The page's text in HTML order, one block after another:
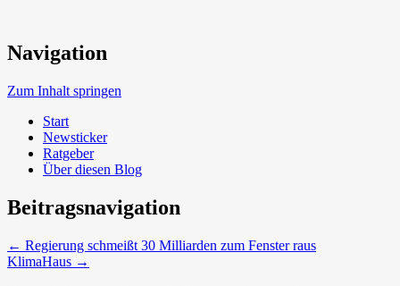
Umweltbewusst Bauen
Neue Trends beim Bauen der Zukunft
Navigation
Zum Inhalt springen
Start
Newsticker
Ratgeber
Über diesen Blog
Beitragsnavigation
← Regierung schmeißt 30 Milliarden zum Fenster raus
KlimaHaus →